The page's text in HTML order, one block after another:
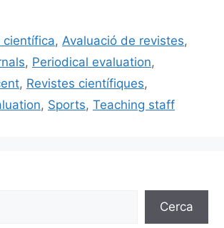
s
k
y
e
dI
n
p
ar
te
ix
científica,Avaluació de revistes,
, Periodical evaluation,
, Revistes científiques,
, Sports, Teaching staff
Cerca